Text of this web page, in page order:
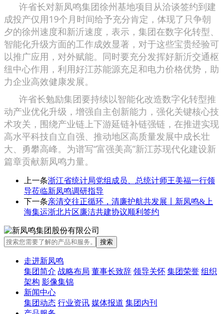
许省长对新凤鸣集团徐州基地项目从洽谈签约到建
成投产仅用19个月时间给予充分肯定，体现了只争朝
夕的徐州速度和新沂速度，表示，集团在数字化转型、
智能化升级方面的工作成效显著，对于这些宝贵经验可
以推广应用，对外赋能。同时要充分发挥好新沂交通枢
纽中心作用，利用好江苏能源充足和电力价格优势，助
力企业高效健康发展。
许省长勉励集团要持续以智能化改造数字化转型推
动产业优化升级，增强自主创新能力，强化关键核心技
术攻关，围绕产业链上下游延链补链强链，在推进实现
高水平科技自立自强、推动地区高质量发展中成长壮
大、勇攀高峰。为谱写“富强美高”新江苏现代化建设新
篇章贡献新凤鸣力量。
上一条浙江省统计局党组成员、总统计师王美福一行领
导莅临新凤鸣调研指导
下一条亲清交往正循环，清廉护航共发展丨新凤鸣&上
海集运浙北片区廉洁共建协议顺利签约
走进新凤鸣
集团简介 战略布局 董事长致辞 领导关怀 集团荣誉 组织
架构 影像集锦
新闻中心
集团动态 行业资讯 媒体报道 集团内刊